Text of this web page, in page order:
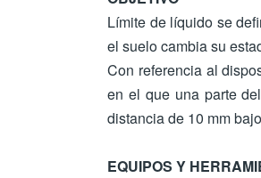
Límite de líquido se
el suelo cambia su
Con referencia al
en el que una parte
distancia de 10 mm
EQUIPOS Y